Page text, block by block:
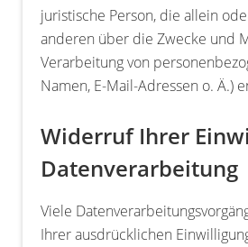
juristische Person, die allein
anderen über die Zwecke und
Verarbeitung von
Namen, E-Mail-Adressen o. Ä.)
Widerruf Ihrer
Datenverarbeitung
Viele
Ihrer ausdrücklichen